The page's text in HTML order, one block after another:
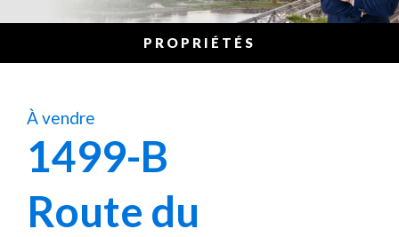
PROPRIÉTÉS
À vendre
1499-B
Route du